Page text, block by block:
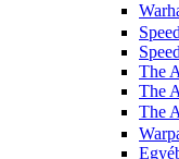
The
The
The